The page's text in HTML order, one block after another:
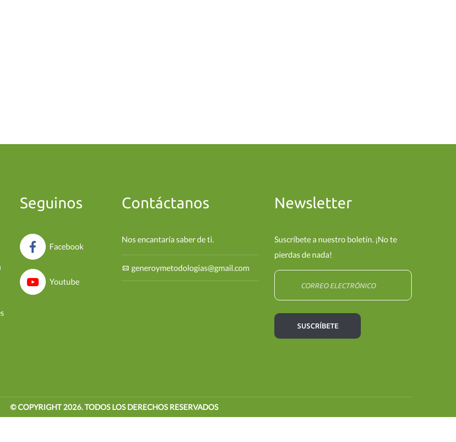
Seguinos
Facebook
Youtube
Contáctanos
Nos encantaría saber de ti.
generoymetodologias@gmail.com
Newsletter
Suscríbete a nuestro boletín. ¡No te
pierdas de nada!
© COPYRIGHT2026. TODOS LOS DERECHOS RESERVADOS